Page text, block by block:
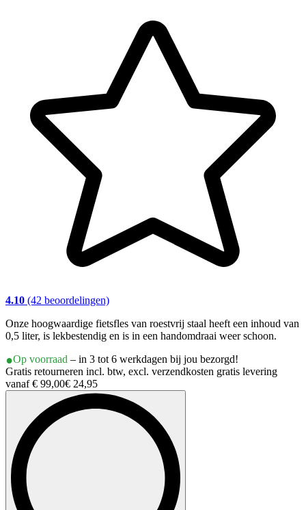
4.10 (42 beoordelingen)
Onze hoogwaardige fietsfles van roestvrij staal heeft een inhoud van
0,5 liter, is lekbestendig en is in een handomdraai weer schoon.
Op voorraad – in 3 tot 6 werkdagen bij jou bezorgd!
Gratis retourneren incl. btw, excl. verzendkosten gratis levering
vanaf € 99,00€ 24,95